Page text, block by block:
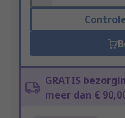
GRATIS
meer dan €